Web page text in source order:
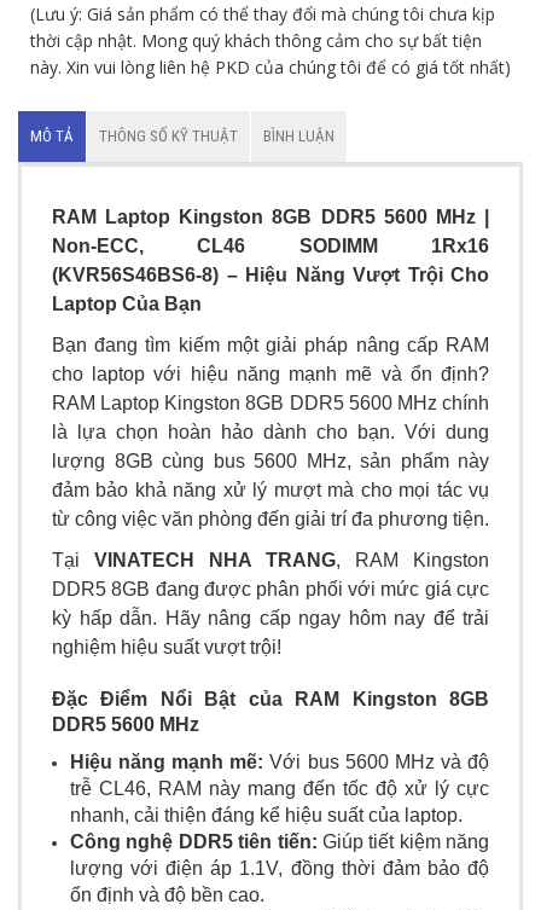
(Lưu ý: Giá sản phẩm có thể thay đổi mà chúng tôi chưa kịp
thời cập nhật. Mong quý khách thông cảm cho sự bất tiện
này. Xin vui lòng liên hệ PKD của chúng tôi để có giá tốt nhất)
MÔ TẢ THÔNG SỐ KỸ THUẬT BÌNH LUẬN
RAM Laptop Kingston 8GB DDR5 5600 MHz |
Non-ECC, CL46 SODIMM 1Rx16
(KVR56S46BS6-8) – Hiệu Năng Vượt Trội Cho
Laptop Của Bạn
Bạn đang tìm kiếm một giải pháp nâng cấp RAM
cho laptop với hiệu năng mạnh mẽ và ổn định?
RAM Laptop Kingston 8GB DDR5 5600 MHz chính
là lựa chọn hoàn hảo dành cho bạn. Với dung
lượng 8GB cùng bus 5600 MHz, sản phẩm này
đảm bảo khả năng xử lý mượt mà cho mọi tác vụ
từ công việc văn phòng đến giải trí đa phương tiện.
Tại VINATECH NHA TRANG, RAM Kingston
DDR5 8GB đang được phân phối với mức giá cực
kỳ hấp dẫn. Hãy nâng cấp ngay hôm nay để trải
nghiệm hiệu suất vượt trội!
Đặc Điểm Nổi Bật của RAM Kingston 8GB
DDR5 5600 MHz
Hiệu năng mạnh mẽ: Với bus 5600 MHz và độ
trễ CL46, RAM này mang đến tốc độ xử lý cực
nhanh, cải thiện đáng kể hiệu suất của laptop.
Công nghệ DDR5 tiên tiến: Giúp tiết kiệm năng
lượng với điện áp 1.1V, đồng thời đảm bảo độ
ổn định và độ bền cao.